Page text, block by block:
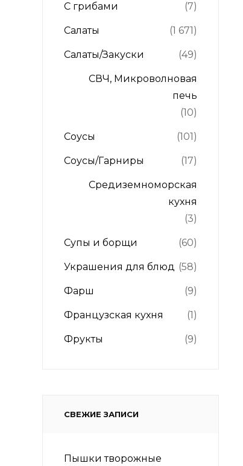
С грибами (7)
Салаты (1 671)
Салаты/Закуски (49)
СВЧ, Микроволновая
печь
(10)
Соусы (101)
Соусы/Гарниры (17)
Средиземноморская
кухня
(3)
Супы и борщи (60)
Украшения для блюд (58)
Фарш (9)
Французская кухня (1)
Фрукты (9)
СВЕЖИЕ ЗАПИСИ
Пышки творожные